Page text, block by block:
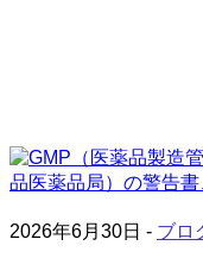
2026年6月30日 - ブロ